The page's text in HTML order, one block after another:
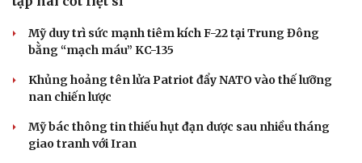
Sức khỏe
Dinh dưỡng - món ngon
Cây thuốc
Sản phụ khoa
Nhi khoa
Đời sống
Blog
Tình yêu - Gia đình
Mỹ duy trì sức mạnh tiêm kích F-22 tại Trung Đông
bằng “mạch máu” KC-135
Khủng hoảng tên lửa Patriot đẩy NATO vào thế lưỡng
nan chiến lược
Mỹ bác thông tin thiếu hụt đạn dược sau nhiều tháng
giao tranh với Iran